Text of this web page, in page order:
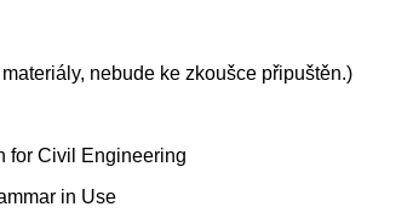
nebude ke zkoušce připuštěn.)
for Civil Engineering
in Use